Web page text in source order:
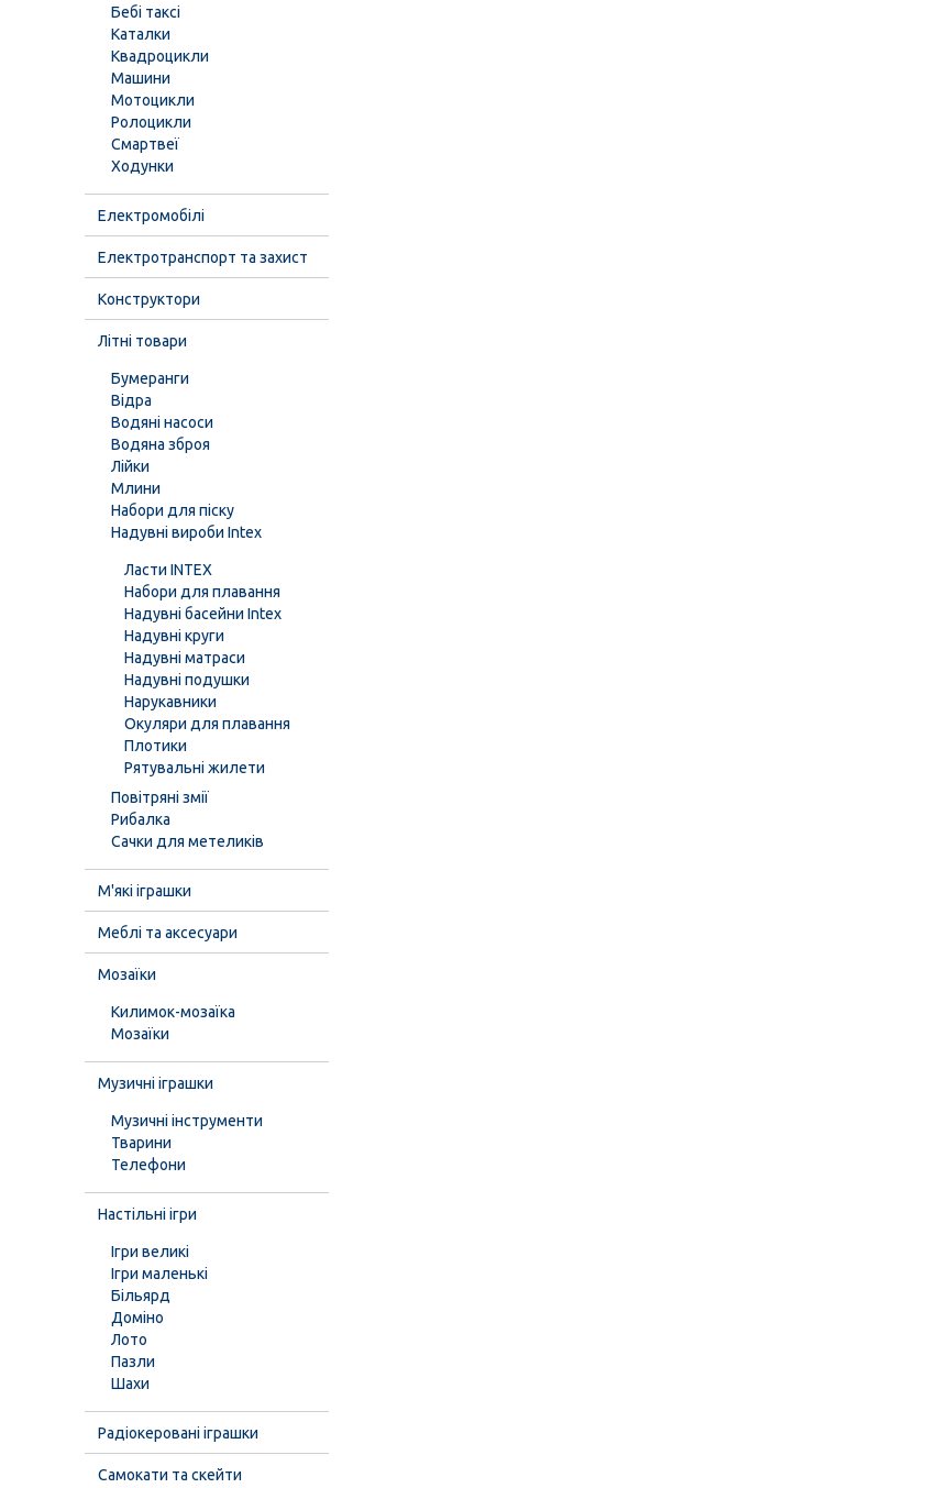
Бебі таксі
Каталки
Квадроцикли
Машини
Мотоцикли
Ролоцикли
Смартвеї
Ходунки
Електромобілі
Електротранспорт та захист
Конструктори
Літні товари
Бумеранги
Відра
Водяні насоси
Водяна зброя
Лійки
Млини
Набори для піску
Надувні вироби Intex
Ласти INTEX
Набори для плавання
Надувні басейни Intex
Надувні круги
Надувні матраси
Надувні подушки
Нарукавники
Окуляри для плавання
Плотики
Рятувальні жилети
Повітряні змії
Рибалка
Сачки для метеликів
М'які іграшки
Меблі та аксесуари
Мозаїки
Килимок-мозаїка
Мозаїки
Музичні іграшки
Музичні інструменти
Тварини
Телефони
Настільні ігри
Ігри великі
Ігри маленькі
Більярд
Доміно
Лото
Пазли
Шахи
Радіокеровані іграшки
Самокати та скейти